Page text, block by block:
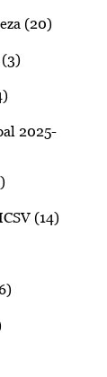
(20)
(3)
2025-
(14)